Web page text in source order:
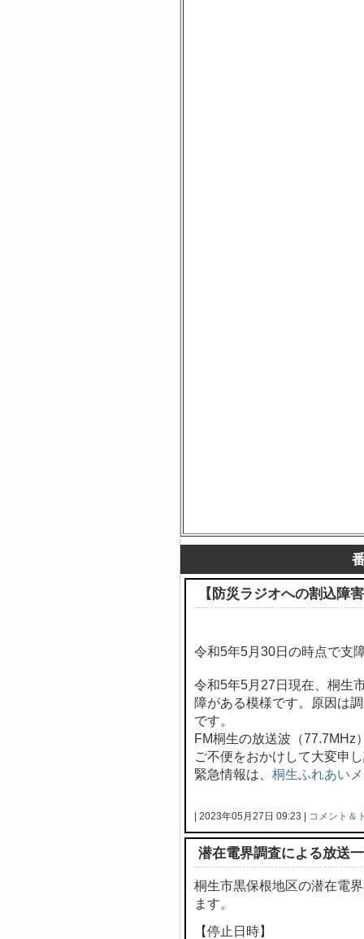
【防災ラジオへの割込障
令和5年5月30日の時点で支
令和5年5月27日現在、桐生
障がある模様です。原因は
です。
FM桐生の放送波（77.7MHz
ご不便をおかけして大変申
緊急情報は、 桐生ふれあい
| 2023年05月27日 09:23 | コメント＆
潜在電界調査による放送
桐生市黒保根地区の潜在電
ます。
【停止日時】